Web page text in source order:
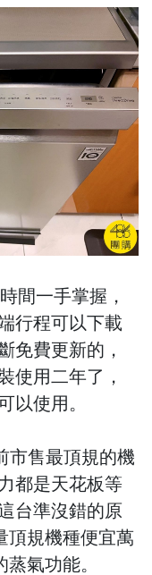
間一手掌握，
行程可以下載
免費更新的，
使用二年了，
以使用。
市售最頂規的機
都是天花板等
台準沒錯的原
頂規機種便宜萬
氣功能。